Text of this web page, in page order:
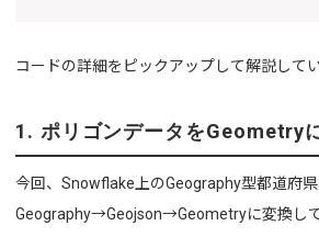
コードの詳細をピックアップして解説してい
1. ポリゴンデータをGeometry
今回、Snowflake上のGeography型都道府県
Geography→Geojson→Geometryに変換して